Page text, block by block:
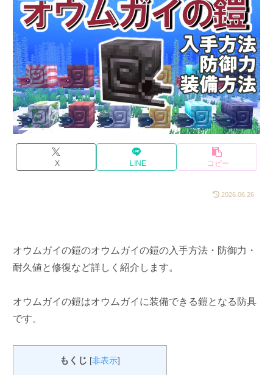
X LINE コピー
2026.06.26
オウムガイの鎧のオウムガイの鎧の入手方法・防御力・
耐久値と修復など詳しく紹介します。
オウムガイの鎧はオウムガイに装備できる鎧となる防具
です。
もくじ [非表示]